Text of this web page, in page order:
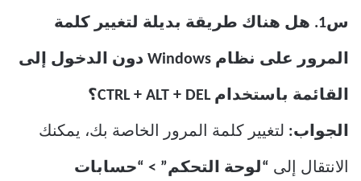
س1. هل هناك طريقة بديلة لتغيير كلمة
المرور على نظام Windows دون الدخول إلى
القائمة باستخدام CTRL + ALT + DEL؟
الجواب: لتغيير كلمة المرور الخاصة بك، يمكنك
الانتقال إلى “لوحة التحكم” > “حسابات